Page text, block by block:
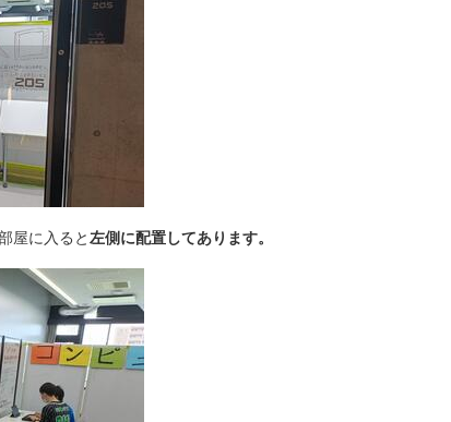
屋に入ると 左側に配置してあります。